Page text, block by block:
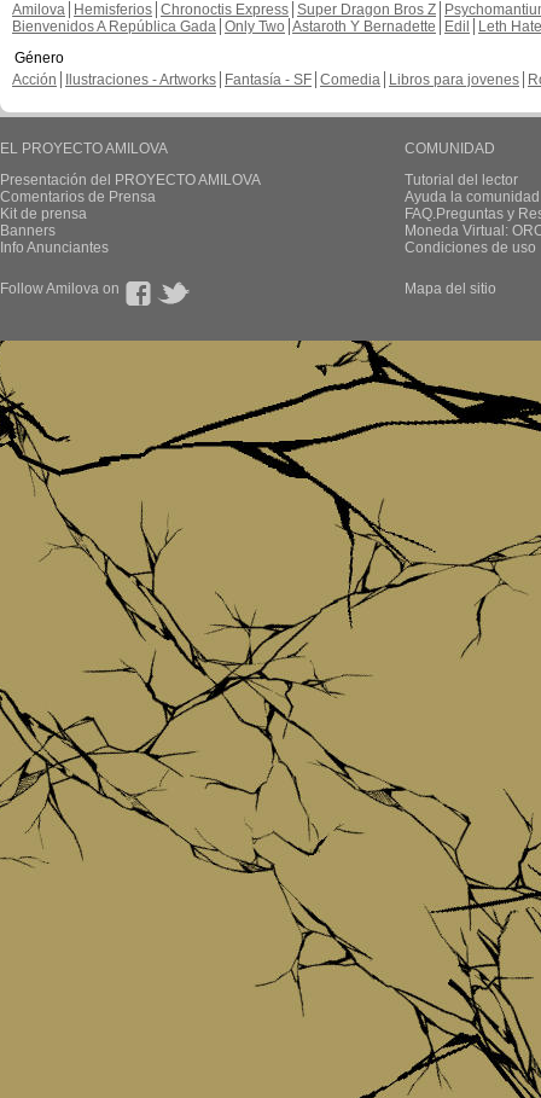
Amilova
Hemisferios Chronoctis Express Super Dragon Bros Z
Bienvenidos A República Gada Only Two Astaroth Y Bernadette Edil
Leth Hate
Género
Acción
Ilustraciones - Artworks Fantasía - SF Comedia Libros para jovenes
EL PROYECTO AMILOVA
Presentación del PROYECTO AMILOVA
Comentarios de Prensa
Kit de prensa
Banners
Info Anunciantes
COMUNIDAD
Tutorial del lector
Ayuda la
FAQ.Preguntas y
Moneda Virtual:
Condiciones de uso
Follow Amilova on Mapa del sitio